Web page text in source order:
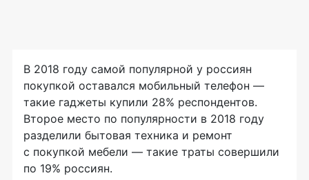
В 2018 году самой популярной у россиян
покупкой оставался мобильный телефон —
такие гаджеты купили 28% респондентов.
Второе место по популярности в 2018 году
разделили бытовая техника и ремонт
с покупкой мебели — такие траты совершили
по 19% россиян.